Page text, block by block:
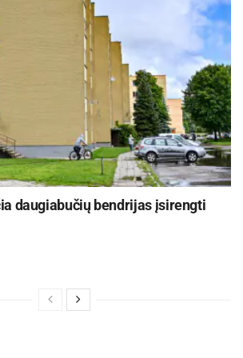
bei kitaip pažinti Panevėžio
daugiabučių bendrijas įsirengti